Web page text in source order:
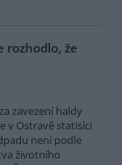
rozhodlo, že
zavezení haldy
v Ostravě statisíci
není podle
životního